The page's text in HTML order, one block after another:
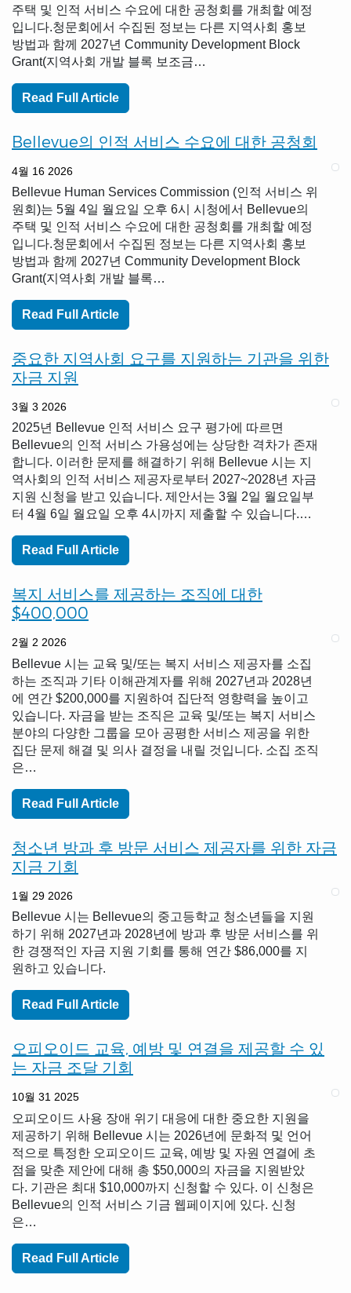
주택 및 인적 서비스 수요에 대한 공청회를 개최할 예정
입니다.청문회에서 수집된 정보는 다른 지역사회 홍보
방법과 함께 2027년 Community Development Block
Grant(지역사회 개발 블록 보조금…
Read Full Article
Bellevue의 인적 서비스 수요에 대한 공청회
4월 16 2026
Bellevue Human Services Commission (인적 서비스 위
원회)는 5월 4일 월요일 오후 6시 시청에서 Bellevue의
주택 및 인적 서비스 수요에 대한 공청회를 개최할 예정
입니다.청문회에서 수집된 정보는 다른 지역사회 홍보
방법과 함께 2027년 Community Development Block
Grant(지역사회 개발 블록…
Read Full Article
중요한 지역사회 요구를 지원하는 기관을 위한
자금 지원
3월 3 2026
2025년 Bellevue 인적 서비스 요구 평가에 따르면
Bellevue의 인적 서비스 가용성에는 상당한 격차가 존재
합니다. 이러한 문제를 해결하기 위해 Bellevue 시는 지
역사회의 인적 서비스 제공자로부터 2027~2028년 자금
지원 신청을 받고 있습니다. 제안서는 3월 2일 월요일부
터 4월 6일 월요일 오후 4시까지 제출할 수 있습니다.…
Read Full Article
복지 서비스를 제공하는 조직에 대한
$400,000
2월 2 2026
Bellevue 시는 교육 및/또는 복지 서비스 제공자를 소집
하는 조직과 기타 이해관계자를 위해 2027년과 2028년
에 연간 $200,000를 지원하여 집단적 영향력을 높이고
있습니다. 자금을 받는 조직은 교육 및/또는 복지 서비스
분야의 다양한 그룹을 모아 공평한 서비스 제공을 위한
집단 문제 해결 및 의사 결정을 내릴 것입니다. 소집 조직
은…
Read Full Article
청소년 방과 후 방문 서비스 제공자를 위한 자금
지금 기회
1월 29 2026
Bellevue 시는 Bellevue의 중고등학교 청소년들을 지원
하기 위해 2027년과 2028년에 방과 후 방문 서비스를 위
한 경쟁적인 자금 지원 기회를 통해 연간 $86,000를 지
원하고 있습니다.
Read Full Article
오피오이드 교육, 예방 및 연결을 제공할 수 있
는 자금 조달 기회
10월 31 2025
오피오이드 사용 장애 위기 대응에 대한 중요한 지원을
제공하기 위해 Bellevue 시는 2026년에 문화적 및 언어
적으로 특정한 오피오이드 교육, 예방 및 자원 연결에 초
점을 맞춘 제안에 대해 총 $50,000의 자금을 지원받았
다. 기관은 최대 $10,000까지 신청할 수 있다. 이 신청은
Bellevue의 인적 서비스 기금 웹페이지에 있다. 신청
은…
Read Full Article